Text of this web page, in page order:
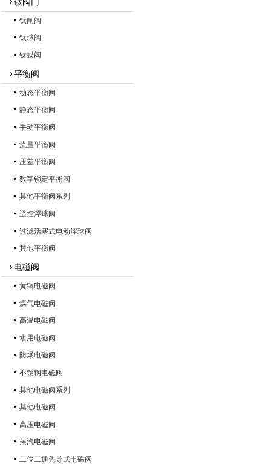
钛阀门
钛闸阀
钛球阀
钛蝶阀
平衡阀
动态平衡阀
静态平衡阀
手动平衡阀
流量平衡阀
压差平衡阀
数字锁定平衡阀
其他平衡阀系列
遥控浮球阀
过滤活塞式电动浮球阀
其他平衡阀
电磁阀
黄铜电磁阀
煤气电磁阀
高温电磁阀
水用电磁阀
防爆电磁阀
不锈钢电磁阀
其他电磁阀系列
其他电磁阀
高压电磁阀
蒸汽电磁阀
二位二通先导式电磁阀